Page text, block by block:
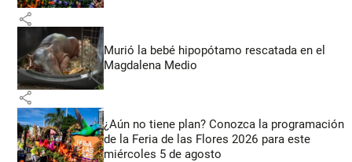
share
Murió la bebé hipopótamo rescatada en el
Magdalena Medio
share
¿Aún no tiene plan? Conozca la programación
de la Feria de las Flores 2026 para este
miércoles 5 de agosto